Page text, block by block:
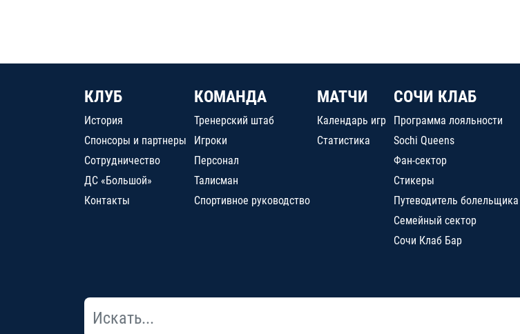
КЛУБ
История
Спонсоры и партнеры
Сотрудничество
ДС «Большой»
Контакты
КОМАНДА
Тренерский штаб
Игроки
Персонал
Талисман
Спортивное руководство
МАТЧИ
Календарь игр
Статистика
СОЧИ КЛАБ
Программа лояльности
Sochi Queens
Фан-сектор
Стикеры
Путеводитель болельщика
Семейный сектор
Сочи Клаб Бар